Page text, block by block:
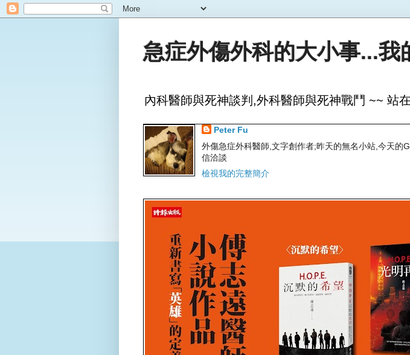
急症外傷外科的大小事...我
內科醫師與死神談判,外科醫師與死神戰鬥 ~~ 站
Peter Fu
外傷急症外科醫師,文字創作者;昨天的無名小站,今天
信洽談
檢視我的完整簡介